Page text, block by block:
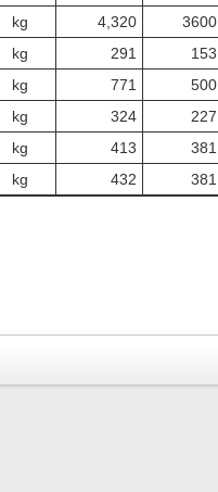
kg 4,320
3600
kg 291
153
kg 771
500
kg 324
227
kg 413
381
kg 432 381